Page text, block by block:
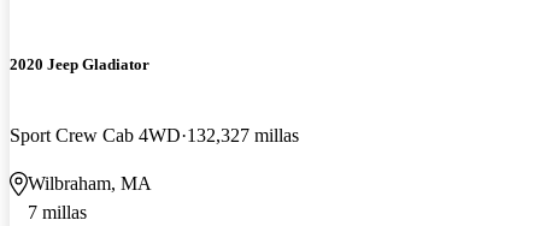
2020 Jeep Gladiator
Sport Crew Cab 4WD 132,327 millas
Wilbraham, MA
7 millas